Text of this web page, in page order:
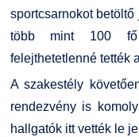
sportcsarnokot
több mint 100 fő
felejthetetlenné tették
A szakestély
rendezvény is
hallgatók itt vették le